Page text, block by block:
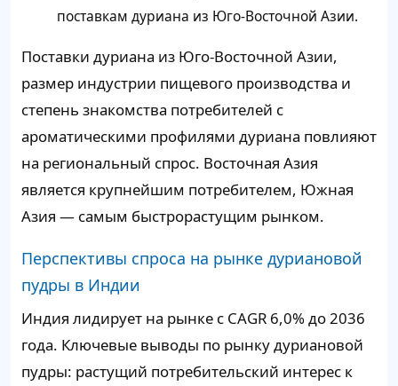
поставкам дуриана из Юго-Восточной Азии.
Поставки дуриана из Юго-Восточной Азии,
размер индустрии пищевого производства и
степень знакомства потребителей с
ароматическими профилями дуриана повлияют
на региональный спрос. Восточная Азия
является крупнейшим потребителем, Южная
Азия — самым быстрорастущим рынком.
Перспективы спроса на рынке дуриановой
пудры в Индии
Индия лидирует на рынке с CAGR 6,0% до 2036
года. Ключевые выводы по рынку дуриановой
пудры: растущий потребительский интерес к